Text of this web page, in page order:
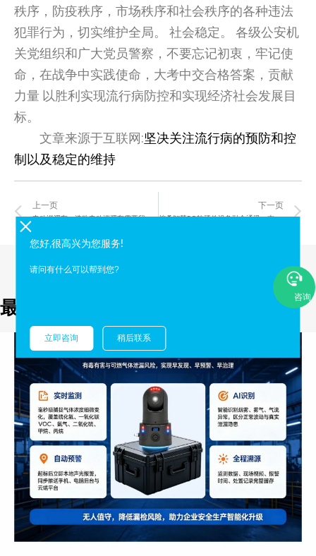
秩序，防疫秩序，市场秩序和社会秩序的各种违法
犯罪行为，切实维护全局。 社会稳定。 各级公安机
关党组织和广大党员警察，不要忘记初衷，牢记使
命，在战争中实践使命，大考中交合格答案，贡献
力量 以胜利实现流行病防控和实现经济社会发展目
标。
文章来源于互联网:坚决关注流行病的预防和控
制以及稳定的维持
Prev
上一页
电动巡逻车：选购电动巡逻车需要留意的要求
下一页
榕桑智慧5G软硬件设备融合通讯，志愿协助南山区桃源街道开展2020年应急救援演练
最新资讯
您好,很高兴为您服务!
请问有什么可以帮到您?
立即咨询 稍后联系
咨询